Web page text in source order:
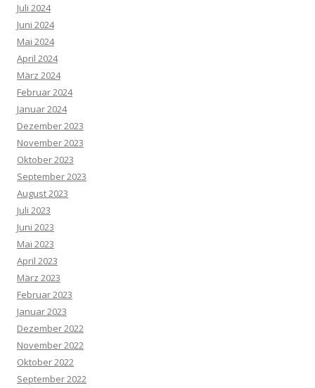
Juli 2024
Juni 2024
Mai 2024
April 2024
März 2024
Februar 2024
Januar 2024
Dezember 2023
November 2023
Oktober 2023
September 2023
August 2023
Juli 2023
Juni 2023
Mai 2023
April 2023
März 2023
Februar 2023
Januar 2023
Dezember 2022
November 2022
Oktober 2022
September 2022